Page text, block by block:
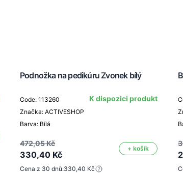
Podnožka na pedikúru Zvonek bílý
Code: 113260
Značka: ACTIVESHOP
Barva: Bílá
K dispozici produkt
472,05 Kč
330,40 Kč
+ košík
Cena z 30 dnů:330,40 Kč